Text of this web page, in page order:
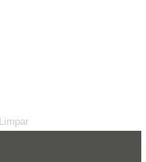
Limpar